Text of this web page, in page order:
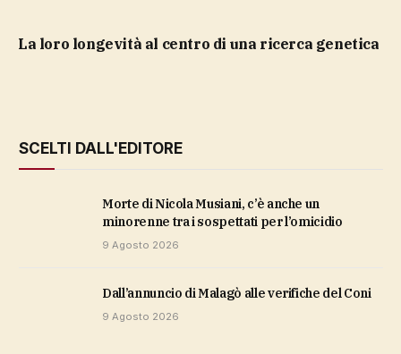
la loro longevità al centro di una ricerca genetica
SCELTI DALL'EDITORE
Morte di Nicola Musiani, c’è anche un
minorenne tra i sospettati per l’omicidio
9 Agosto 2026
dall’annuncio di Malagò alle verifiche del Coni
9 Agosto 2026